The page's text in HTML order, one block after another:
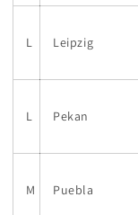
L Leipzig
L Pekan
M Puebla